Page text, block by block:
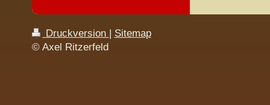
Druckversion
Sitemap
© Axel Ritzerfeld